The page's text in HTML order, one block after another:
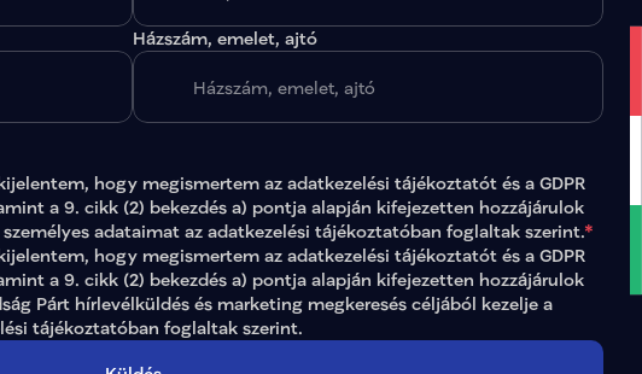
Házszám, emelet, ajtó
hogy megismertem az adatkezelési tájékoztatót és a GDPR
a 9. cikk (2) bekezdés a) pontja alapján kifejezetten hozzájárulok
adataimat az adatkezelési tájékoztatóban foglaltak szerint.*
hogy megismertem az adatkezelési tájékoztatót és a GDPR
a 9. cikk (2) bekezdés a) pontja alapján kifejezetten hozzájárulok
Párt hírlevélküldés és marketing megkeresés céljából kezelje a
tájékoztatóban foglaltak szerint.